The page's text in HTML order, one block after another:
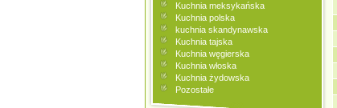
Kuchnia meksykańska
Kuchnia polska
kuchnia skandynawska
Kuchnia tajska
Kuchnia węgierska
Kuchnia włoska
Kuchnia żydowska
Pozostałe